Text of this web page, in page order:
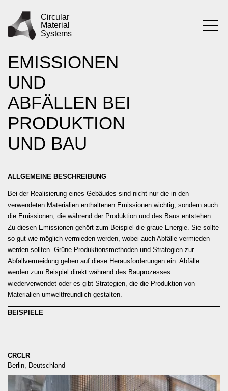
Inhalt
springen
Circular
Material
Systems
VERMEIDUNG
VON
EMISSIONEN
UND
ABFÄLLEN BEI
PRODUKTION
UND BAU
ALLGEMEINE BESCHREIBUNG
Bei der Realisierung eines Gebäudes sind nicht nur die in den
verwendeten Materialien enthaltenen Emissionen wichtig, sondern auch
die Emissionen, die während der Produktion und des Baus entstehen.
Zu diesen Emissionen gehört zum Beispiel die graue Energie. Sie sollte
so gut wie möglich vermieden werden, wobei auch Abfälle vermieden
werden sollten. Grüne Produktionsmethoden und Strategien zur
Abfallvermeidung gehen auf diese Herausforderungen ein. Abfälle
werden zum Beispiel direkt während des Bauprozesses
wiederverwendet oder es gibt Strategien, die die Produktion von
Materialien umweltfreundlich gestalten.
BEISPIELE
CRCLR
Berlin, Deutschland